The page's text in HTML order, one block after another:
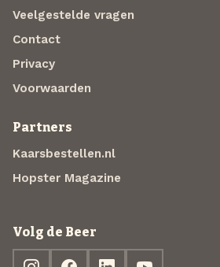
Veelgestelde vragen
Contact
Privacy
Voorwaarden
Partners
Kaarsbestellen.nl
Hopster Magazine
Volg de Beer